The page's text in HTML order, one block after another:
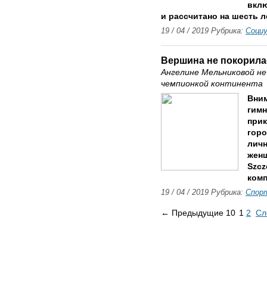
и рассчитано на шесть
19 / 04 / 2019 Рубрика:
Вершина не
Ангелине Мельниковой
чемпионкой континента
19 / 04 / 2019 Рубрика:
← Предыдущие 10 1 2